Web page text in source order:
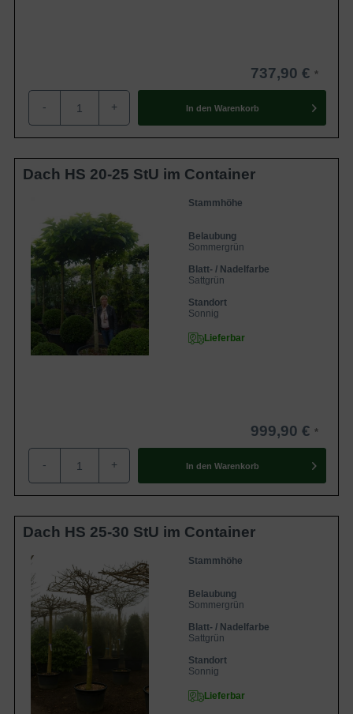
737,90 €
- + In den Warenkorb
Dach HS 20-25 StU im Container
Stammhöhe
Belaubung
Sommergrün
Blatt- / Nadelfarbe
Sattgrün
Standort
Sonnig
Lieferbar
999,90 €
- + In den Warenkorb
Dach HS 25-30 StU im Container
Stammhöhe
Belaubung
Sommergrün
Blatt- / Nadelfarbe
Sattgrün
Standort
Sonnig
Lieferbar